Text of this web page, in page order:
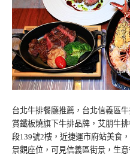
台北牛排餐廳推薦，台北信義區
賞鐵板燒旗下牛排品牌，艾朋牛
段139號2樓，近捷運市府站美食
景觀座位，可見信義區街景，生